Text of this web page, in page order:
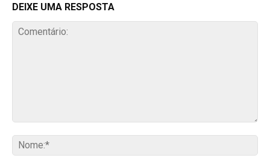
DEIXE UMA RESPOSTA